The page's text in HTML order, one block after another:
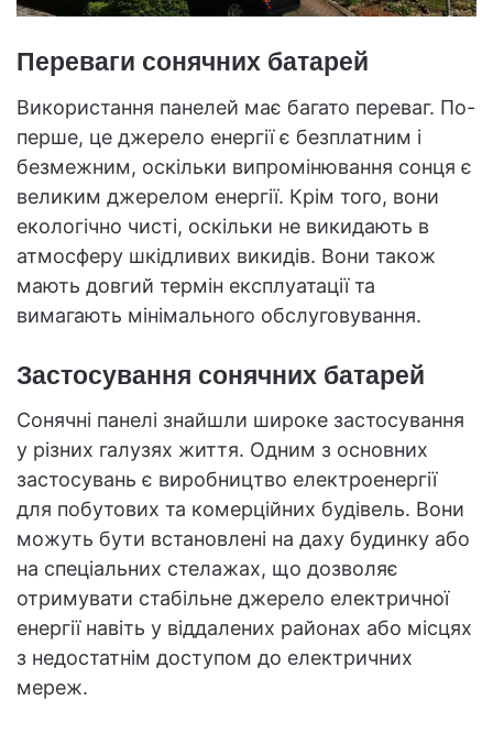
Переваги сонячних батарей
Використання панелей має багато переваг. По-
перше, це джерело енергії є безплатним і
безмежним, оскільки випромінювання сонця є
великим джерелом енергії. Крім того, вони
екологічно чисті, оскільки не викидають в
атмосферу шкідливих викидів. Вони також
мають довгий термін експлуатації та
вимагають мінімального обслуговування.
Застосування сонячних батарей
Сонячні панелі знайшли широке застосування
у різних галузях життя. Одним з основних
застосувань є виробництво електроенергії
для побутових та комерційних будівель. Вони
можуть бути встановлені на даху будинку або
на спеціальних стелажах, що дозволяє
отримувати стабільне джерело електричної
енергії навіть у віддалених районах або місцях
з недостатнім доступом до електричних
мереж.